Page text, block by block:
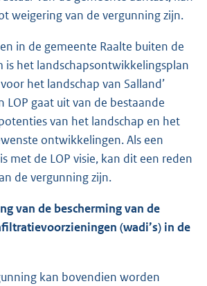
weigering van de vergunning zijn.
in de gemeente Raalte buiten de
is het landschapsontwikkelingsplan
voor het landschap van Salland’
LOP gaat uit van de bestaande
van het landschap en het
ontwikkelingen. Als een
met de LOP visie, kan dit een reden
de vergunning zijn.
van de bescherming van de
(wadi’s) in de
kan bovendien worden